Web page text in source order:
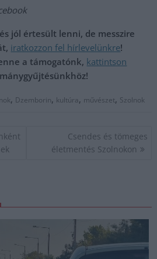
jól értesült lenni, de messzire
iratkozzon fel hírlevelünkre!
a támogatónk, kattintson
, Dzemborin, kultúra, művészet, Szolnok
Csendes és tömeges
életmentés Szolnokon